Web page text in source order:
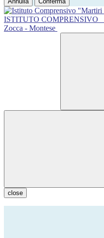
ISTITUTO COMPRENSIVO
Zocca - Montese
close